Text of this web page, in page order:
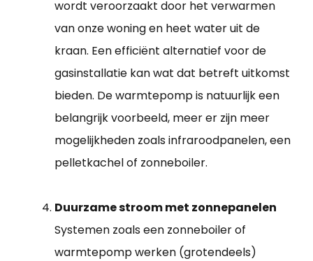
wordt veroorzaakt door het verwarmen
van onze woning en heet water uit de
kraan. Een efficiënt alternatief voor de
gasinstallatie kan wat dat betreft uitkomst
bieden. De warmtepomp is natuurlijk een
belangrijk voorbeeld, meer er zijn meer
mogelijkheden zoals infraroodpanelen, een
pelletkachel of zonneboiler.
Duurzame stroom met zonnepanelen
Systemen zoals een zonneboiler of
warmtepomp werken (grotendeels)